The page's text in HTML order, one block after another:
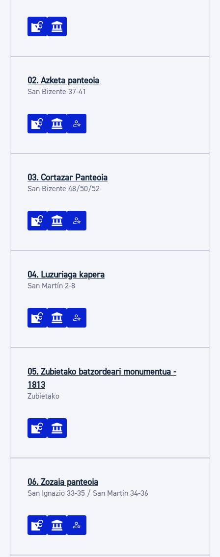
02. Azketa panteoia
San Bizente 37-41
03. Cortazar Panteoia
San Bizente 48/50/52
04. Luzuriaga kapera
San Martín 2-8
05. Zubietako batzordeari monumentua -
1813
Zubietako
06. Zozaia panteoia
San Ignazio 33-35 / San Martin 34-36